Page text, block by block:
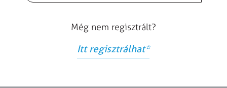
Még nem regisztrált?
Itt regisztrálhat*